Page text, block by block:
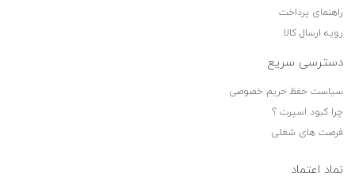
راهنمای پرداخت
رویه ارسال کالا
دسترسی سریع
سیاست حفظ حریم خصوصی
چرا کبود اسپرت ؟
فرصت های شغلی
نماد اعتماد